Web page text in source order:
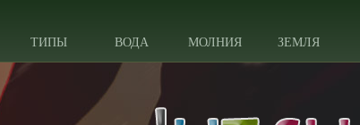
ТИПЫ ВОДА МОЛНИЯ ЗЕМЛЯ